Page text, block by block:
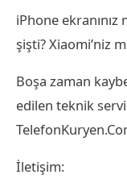
iPhone ekranınız
şişti? Xiaomi’niz
Boşa zaman
edilen teknik
İletişim: